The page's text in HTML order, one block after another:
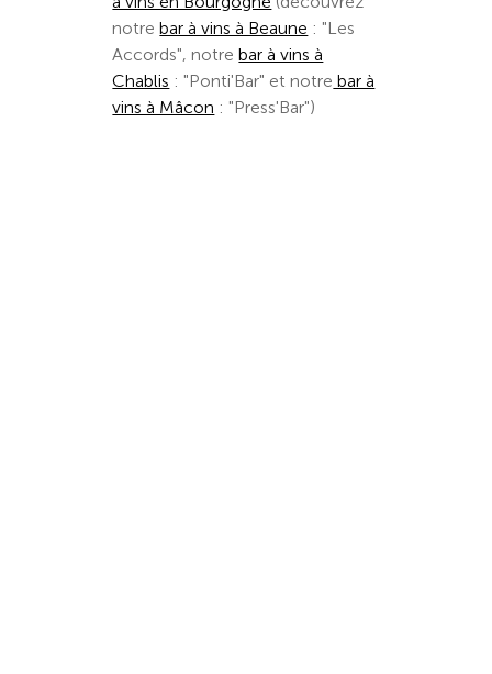
notrebar à vins à Beaune : "Les
Accords", notrebar à vins à
Chablis : "Ponti'Bar" et notre bar à
vins à Mâcon : "Press'Bar")